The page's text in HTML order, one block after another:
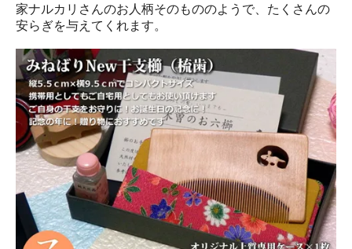
家ナルカリさんのお人柄そのもののようで、たくさんの
安らぎを与えてくれます。